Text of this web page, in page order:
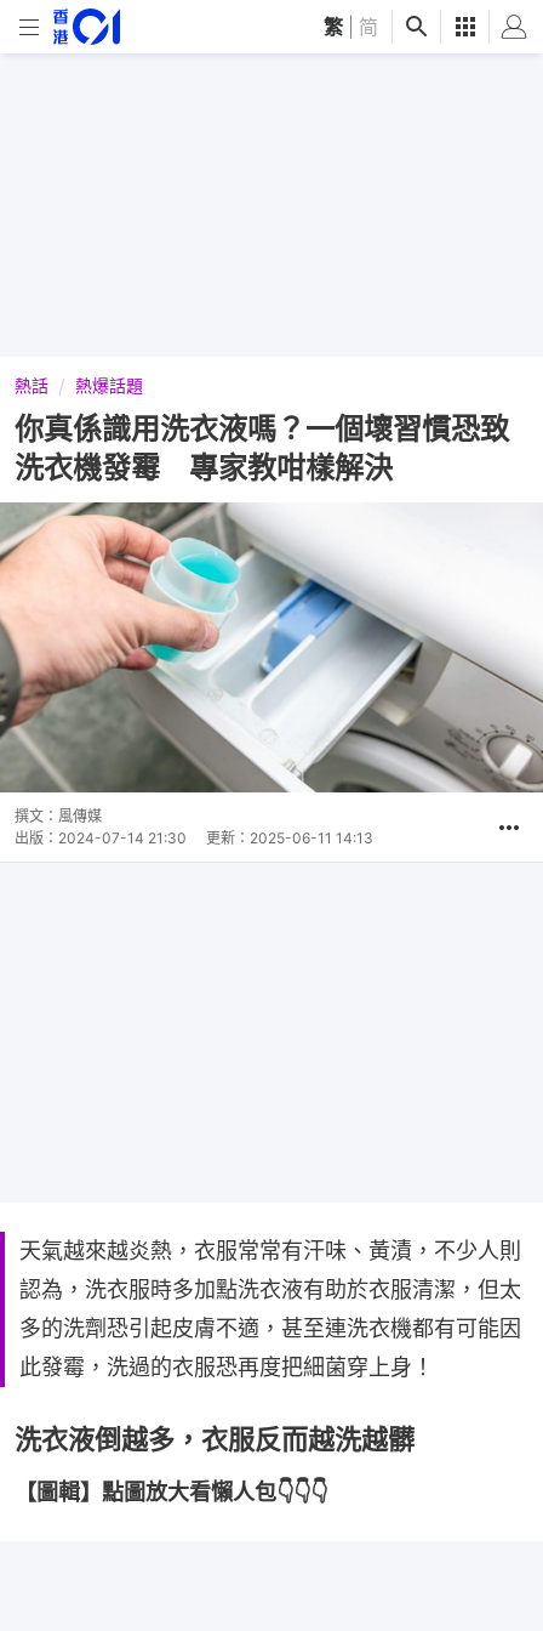
繁 简
熱話 熱爆話題
你真係識用洗衣液嗎？一個壞習慣恐致
洗衣機發霉 專家教咁樣解決
撰文： 風傳媒
出版： 2024-07-14 21:30 更新： 2025-06-11 14:13
天氣越來越炎熱，衣服常常有汗味、黃漬，不少人則
認為，洗衣服時多加點洗衣液有助於衣服清潔，但太
多的洗劑恐引起皮膚不適，甚至連洗衣機都有可能因
此發霉，洗過的衣服恐再度把細菌穿上身！
洗衣液倒越多，衣服反而越洗越髒
【圖輯】點圖放大看懶人包👇👇👇